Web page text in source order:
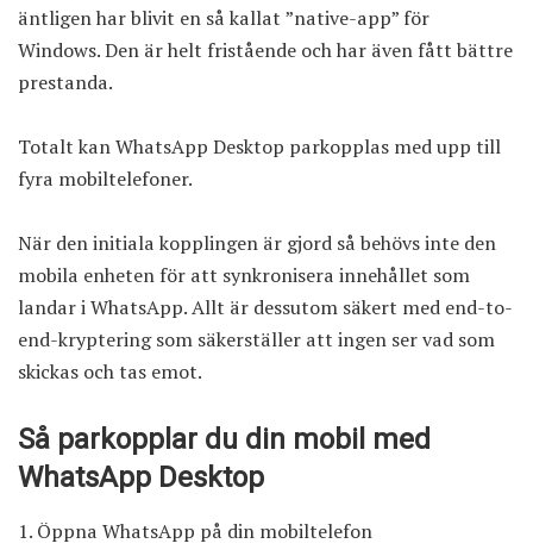
äntligen har blivit en så kallat ”native-app” för
Windows. Den är helt fristående och har även fått bättre
prestanda.
Totalt kan WhatsApp Desktop parkopplas med upp till
fyra mobiltelefoner.
När den initiala kopplingen är gjord så behövs inte den
mobila enheten för att synkronisera innehållet som
landar i WhatsApp. Allt är dessutom säkert med end-to-
end-kryptering som säkerställer att ingen ser vad som
skickas och tas emot.
Så parkopplar du din mobil med
WhatsApp Desktop
Öppna WhatsApp på din mobiltelefon